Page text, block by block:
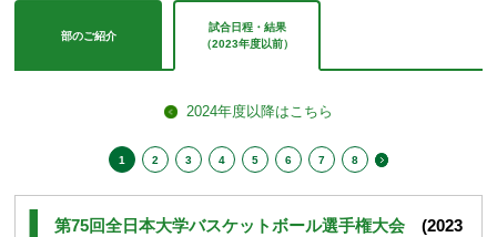
部のご紹介
試合日程・結果
（2023年度以前）
2024年度以降はこちら
1 2 3 4 5 6 7 8
第75回全日本大学バスケットボール選手権大会 (2023